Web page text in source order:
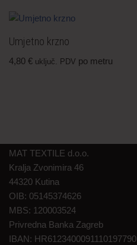
Umjetno krzno
4,80 € uključ. PDV po metru
MAT TEXTILE d.o.o.
Kralja Zvonimira 46
44320 Kutina
OIB: 05145374626
MBS: 120003524
Privredna Banka Zagreb
IBAN: HR6123400091110197790